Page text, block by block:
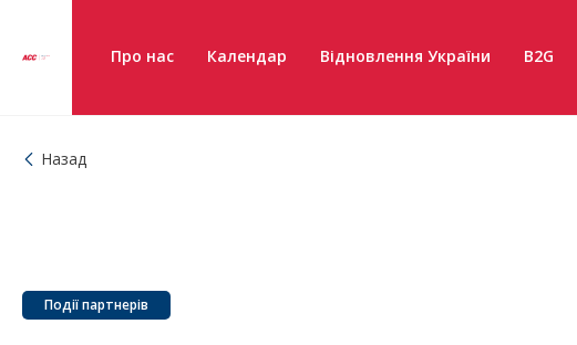
Про нас Календар Відновлення України B2G
Назад
Події партнерів